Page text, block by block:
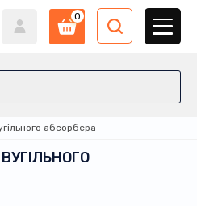
0
абсорбера